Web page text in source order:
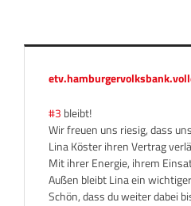
#3 bleibt!
Wir freuen uns riesig, dass
Lina Köster ihren Vertrag
Mit ihrer Energie, ihrem
Außen bleibt Lina ein
Schön, dass du weiter dabei